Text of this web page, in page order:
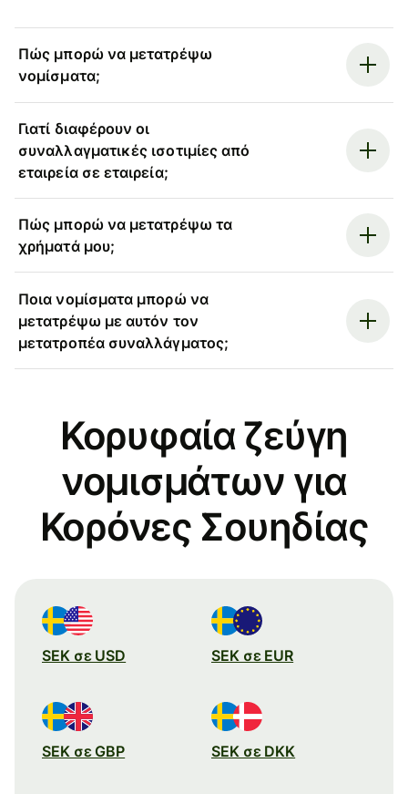
Πώς μπορώ να μετατρέψω
νομίσματα;
Γιατί διαφέρουν οι
συναλλαγματικές ισοτιμίες από
εταιρεία σε εταιρεία;
Πώς μπορώ να μετατρέψω τα
χρήματά μου;
Ποια νομίσματα μπορώ να
μετατρέψω με αυτόν τον
μετατροπέα συναλλάγματος;
Κορυφαία ζεύγη
νομισμάτων για
Κορόνες Σουηδίας
SEK σε USD SEK σε EUR
SEK σε GBP SEK σε DKK